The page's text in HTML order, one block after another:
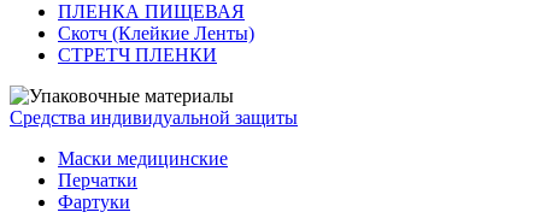
ПЛЕНКА ПИЩЕВАЯ
Скотч (Клейкие Ленты)
СТРЕТЧ ПЛЕНКИ
Средства индивидуальной защиты
Маски медицинские
Перчатки
Фартуки